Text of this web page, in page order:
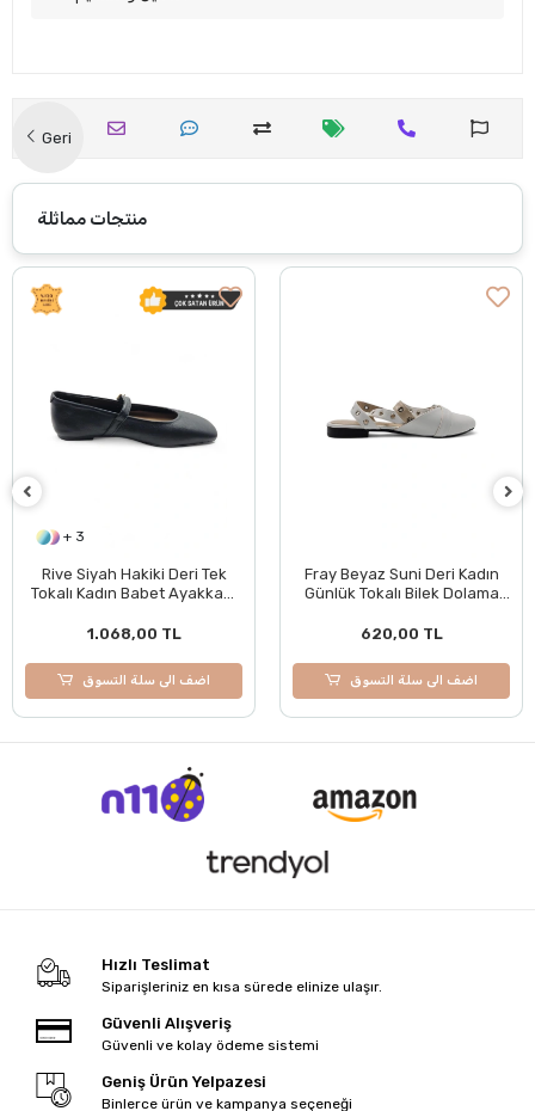
Geri
منتجات مماثلة
+ 3
Rive Siyah Hakiki Deri Tek
Tokalı Kadın Babet Ayakkabı
1.068,00 TL
اضف الى سلة التسوق
Fray Beyaz Suni Deri Kadın
Günlük Tokalı Bilek Dolama
620,00 TL
اضف الى سلة التسوق
Hızlı Teslimat
Siparişleriniz en kısa sürede elinize ulaşır.
Güvenli Alışveriş
Güvenli ve kolay ödeme sistemi
Geniş Ürün Yelpazesi
Binlerce ürün ve kampanya seçeneği